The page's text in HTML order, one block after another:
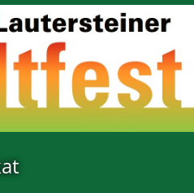
ist
offen